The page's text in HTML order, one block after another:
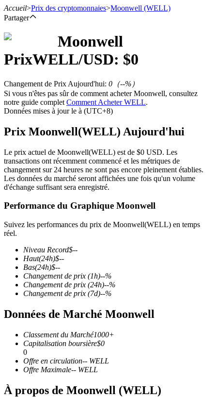
Contrats à terme
Futures USDT
Futures utilisant l'USDT comme garantie
Futures COIN-M
Contrats à terme sur crypto-monnaie
Produits dérivés sur actions, forex, métaux précieux et matières
premières
Accueil>Prix des cryptomonnaies>Moonwell (WELL)
Partager
Moonwell
PrixWELL/USD: $0
Changement de Prix Aujourd'hui: 0 （--%）
Si vous n'êtes pas sûr de comment acheter Moonwell, consultez
notre guide complet Comment Acheter WELL.
Données mises à jour le à (UTC+8)
Prix Moonwell(WELL) Aujourd'hui
Le prix actuel de Moonwell(WELL) est de $0 USD. Les
transactions ont récemment commencé et les métriques de
changement sur 24 heures ne sont pas encore pleinement établies.
Les données du marché seront affichées une fois qu'un volume
d'échange suffisant sera enregistré.
Performance du Graphique Moonwell
Suivez les performances du prix de Moonwell(WELL) en temps
réel.
Niveau Record$--
Haut(24h)$--
Bas(24h)$--
Changement de prix (1h)--%
Changement de prix (24h)--%
Changement de prix (7d)--%
Données de Marché Moonwell
Classement du Marché1000+
Capitalisation boursière$0
0
Offre en circulation-- WELL
Offre Maximale-- WELL
À propos de Moonwell (WELL)